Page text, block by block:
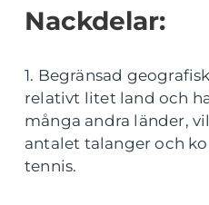
Nackdelar:
1. Begränsad
relativt litet land och
många andra länder,
antalet talanger och
tennis.